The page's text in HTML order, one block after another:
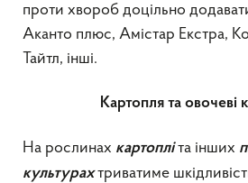
проти хвороб доцільно
Аканто плюс, Амістар Екстра,
Тайтл, інші.
Картопля та овочеві
На рослинах картопліта інших
культурахтриватиме